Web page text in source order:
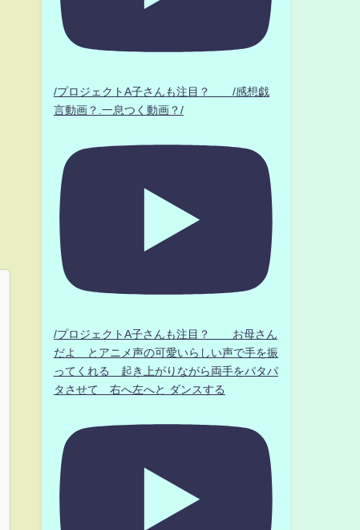
/プロジェクトA子さんも注目？ /感想戯
言動画？.一息つく動画？/
/プロジェクトA子さんも注目？ お母さん
だよ とアニメ声の可愛いらしい声で手を振
ってくれる 起き上がりながら両手をパタパ
タさせて 右へ左へと ダンスする